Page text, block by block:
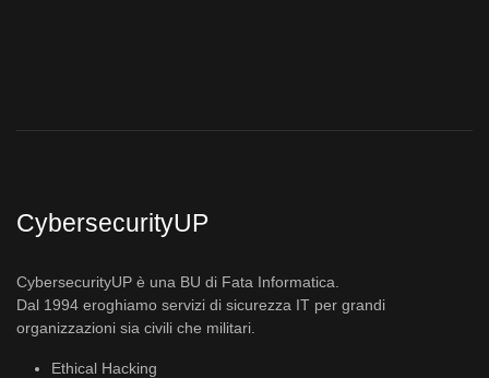
CybersecurityUP
CybersecurityUP è una BU di Fata Informatica.
Dal 1994 eroghiamo servizi di sicurezza IT per grandi
organizzazioni sia civili che militari.
Ethical Hacking